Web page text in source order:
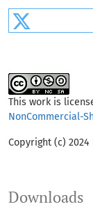
This work is
NonCommercial-
Copyright (c)
Downloads